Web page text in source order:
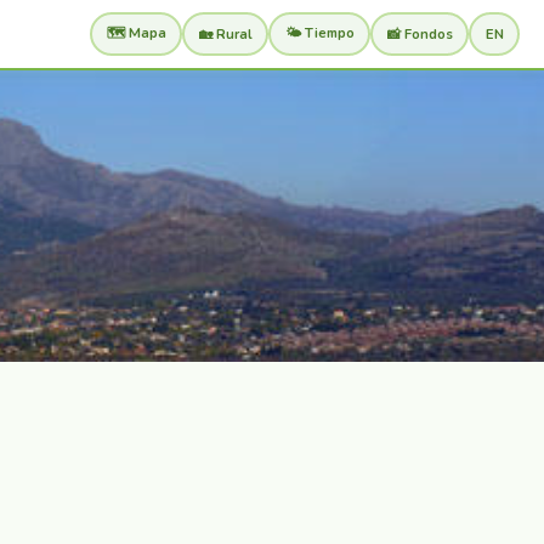
🗺️ Mapa 🏡 Rural 🌤️ Tiempo 📸 Fondos EN